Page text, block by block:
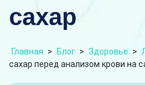
сахар
Главная > Блог > Здоровье >
сахар перед анализом крови на